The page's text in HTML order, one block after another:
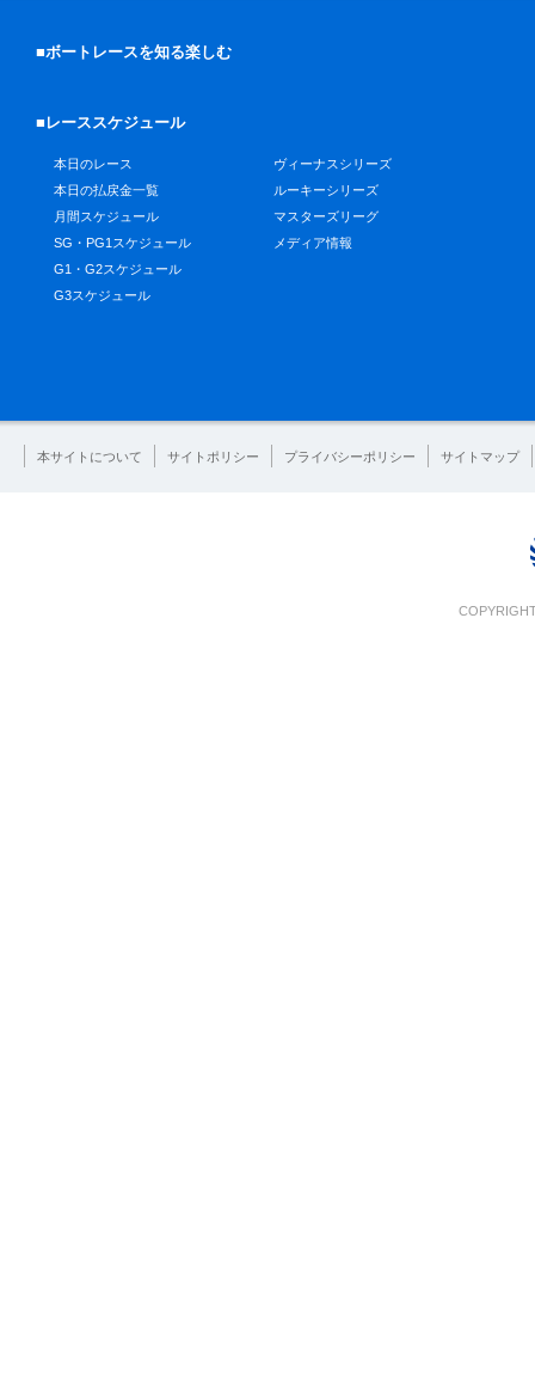
■ボートレースを知る楽しむ
■レーススケジュール
本日のレース
本日の払戻金一覧
月間スケジュール
SG・PG1スケジュール
G1・G2スケジュール
G3スケジュール
ヴィーナスシリーズ
ルーキーシリーズ
マスターズリーグ
メディア情報
本サイトについて サイトポリシー プライバシーポリシー サイトマップ